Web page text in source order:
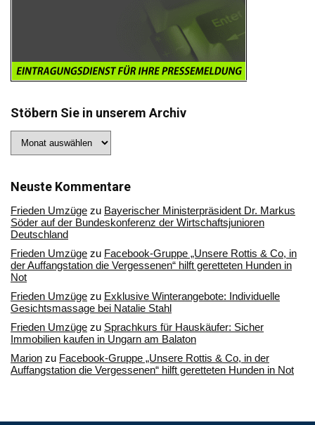
Stöbern Sie in unserem Archiv
Sie
Archiv
Neuste Kommentare
Frieden Umzüge zu Bayerischer Ministerpräsident Dr. Markus
Söder auf der Bundeskonferenz der Wirtschaftsjunioren
Deutschland
Frieden Umzüge zu Facebook-Gruppe „Unsere Rottis & Co, in
der Auffangstation die Vergessenen“ hilft geretteten Hunden in
Not
Frieden Umzüge zu Exklusive Winterangebote: Individuelle
Gesichtsmassage bei Natalie Stahl
Frieden Umzüge zu Sprachkurs für Hauskäufer: Sicher
Immobilien kaufen in Ungarn am Balaton
Marion zu Facebook-Gruppe „Unsere Rottis & Co, in der
Auffangstation die Vergessenen“ hilft geretteten Hunden in Not